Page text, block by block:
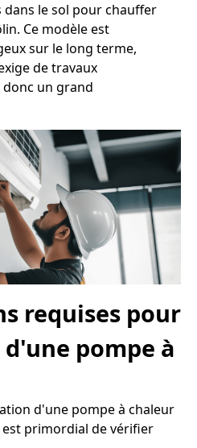
dans le sol pour chauffer
Ce modèle est
sur le long terme,
de travaux
un grand
requises pour
pompe à
d'une pompe à chaleur
est primordial de vérifier